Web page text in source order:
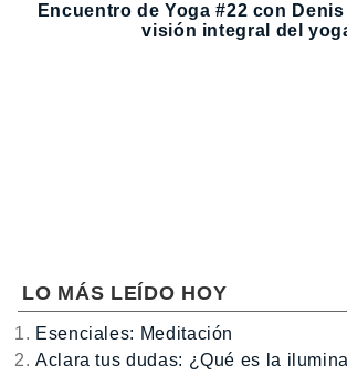
Encuentro de Yoga #22 con
visión integral del
LO MÁS LEÍDO HOY
Esenciales: Meditación
Aclara tus dudas: ¿Qué es la